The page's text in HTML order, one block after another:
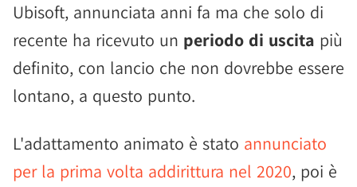
Ubisoft, annunciata anni fa ma che solo di
recente ha ricevuto un periodo di uscita più
definito, con lancio che non dovrebbe essere
lontano, a questo punto.
L'adattamento animato è stato annunciato
per la prima volta addirittura nel 2020, poi è